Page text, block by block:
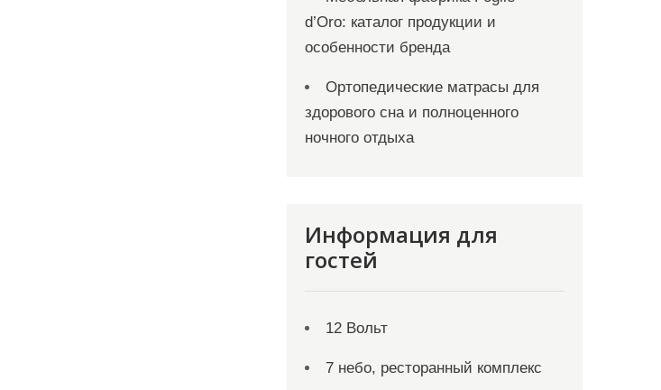
d’Oro: каталог продукции и
особенности бренда
Ортопедические матрасы для
здорового сна и полноценного
ночного отдыха
Информация для
гостей
12 Вольт
7 небо, ресторанный комплекс